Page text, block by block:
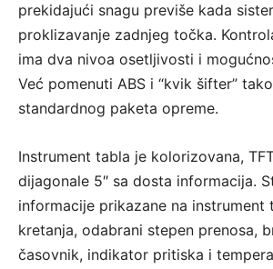
prekidajući snagu previše kada
proklizavanje zadnjeg točka.
ima dva nivoa osetljivosti i
Već pomenuti ABS i “kvik šifter”
standardnog paketa opreme.
Instrument tabla je kolorizovana,
dijagonale 5″ sa dosta informacija.
informacije prikazane na instrument
kretanja, odabrani stepen prenosa,
časovnik, indikator pritiska i